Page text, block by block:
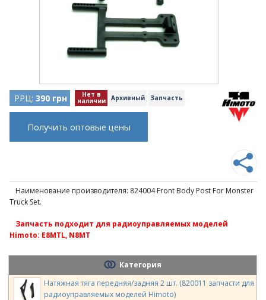
РРЦ: 390 грн Нет в
наличии Архивный Запчасть
Получить оптовые цены
Наименование производителя: 824004 Front Body Post For Monster
Truck Set.
Запчасть подходит для радиоуправляемых моделей
Himoto: E8MTL, N8MT
Категория
Натяжная тяга передняя/задняя 2 шт. (820011 запчасти для
радиоуправляемых моделей Himoto)